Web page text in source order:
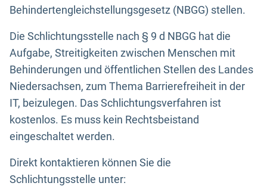
Behindertengleichstellungsgesetz (NBGG) stellen.
Die Schlichtungsstelle nach § 9 d NBGG hat die
Aufgabe, Streitigkeiten zwischen Menschen mit
Behinderungen und öffentlichen Stellen des Landes
Niedersachsen, zum Thema Barrierefreiheit in der
IT, beizulegen. Das Schlichtungsverfahren ist
kostenlos. Es muss kein Rechtsbeistand
eingeschaltet werden.
Direkt kontaktieren können Sie die
Schlichtungsstelle unter: